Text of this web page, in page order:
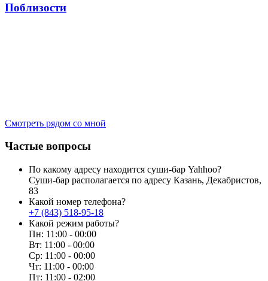
Поблизости
Смотреть рядом со мной
Частые вопросы
По какому адресу находится суши-бар Yahhoo?
Суши-бар располагается по адресу Казань, Декабристов,
83
Какой номер телефона?
+7 (843) 518-95-18
Какой режим работы?
Пн: 11:00 - 00:00
Вт: 11:00 - 00:00
Ср: 11:00 - 00:00
Чт: 11:00 - 00:00
Пт: 11:00 - 02:00